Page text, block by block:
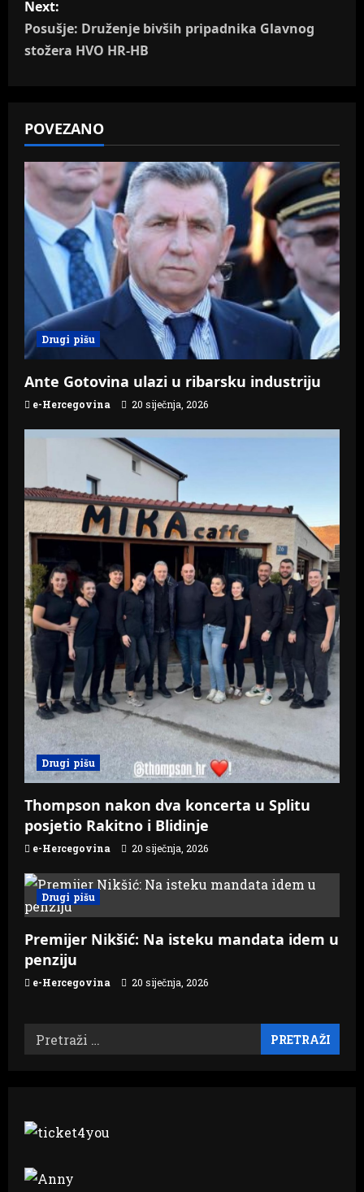
n
i
g
a
t
i
n
Next:
Posušje: Druženje bivših pripadnika Glavnog
stožera HVO HR-HB
POVEZANO
Drugi pišu
Ante Gotovina ulazi u ribarsku industriju
e-Hercegovina 20 siječnja, 2026
Drugi pišu
Thompson nakon dva koncerta u Splitu
posjetio Rakitno i Blidinje
e-Hercegovina 20 siječnja, 2026
Drugi pišu
Premijer Nikšić: Na isteku mandata idem u
penziju
e-Hercegovina 20 siječnja, 2026
Pretraži: